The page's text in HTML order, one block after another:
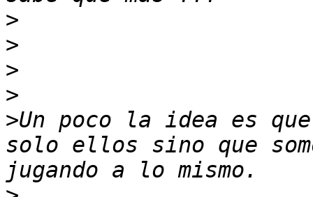
>
>
>
>
>Un poco la idea es
solo ellos sino que